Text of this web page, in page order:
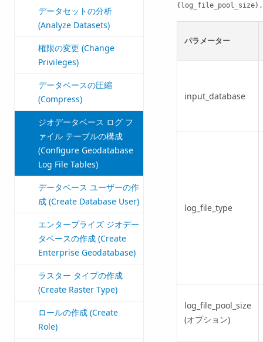
データセットの分析
(Analyze Datasets)
権限の変更 (Change
Privileges)
データベースの圧縮
(Compress)
ジオデータベース ログ フ
ァイル テーブルの構成
(Configure Geodatabase
Log File Tables)
データベース ユーザーの作
成 (Create Database User)
エンタープライズ ジオデー
タベースの作成 (Create
Enterprise Geodatabase)
ラスター タイプの作成
(Create Raster Type)
ロールの作成 (Create
Role)
{log_file_pool_size},
パラメーター
input_database
log_file_type
log_file_pool_size
(オプション)